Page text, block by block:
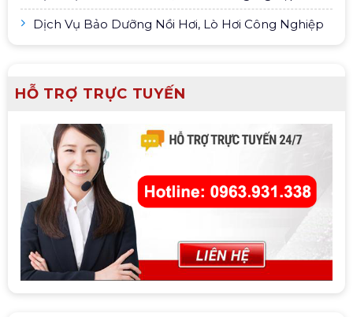
Dịch Vụ Bảo Dưỡng Nồi Hơi, Lò Hơi Công Nghiệp
HỖ TRỢ TRỰC TUYẾN